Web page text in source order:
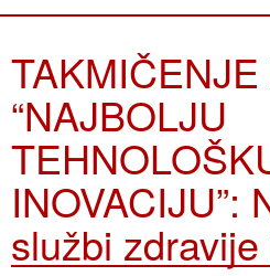
“NAJBOLJU
INOVACIJU”:
službi